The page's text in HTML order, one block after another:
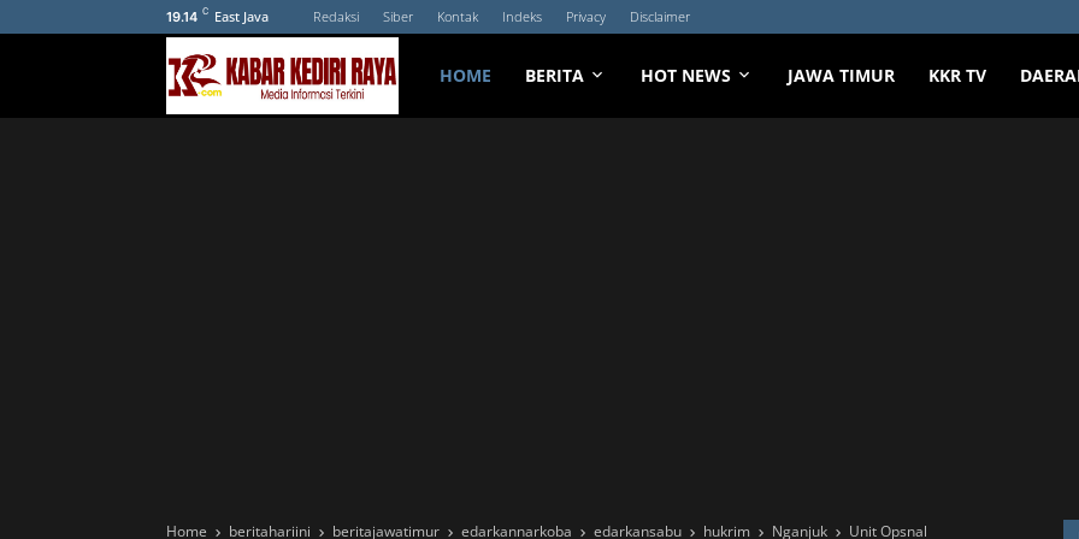
19.14 C East Java Redaksi Siber Kontak Indeks Privacy Disclaimer
HOME BERITA HOT NEWS JAWA TIMUR KKR TV
Home beritahariini beritajawatimur edarkannarkoba edarkansabu hukrim Nganjuk
Unit Opsnal